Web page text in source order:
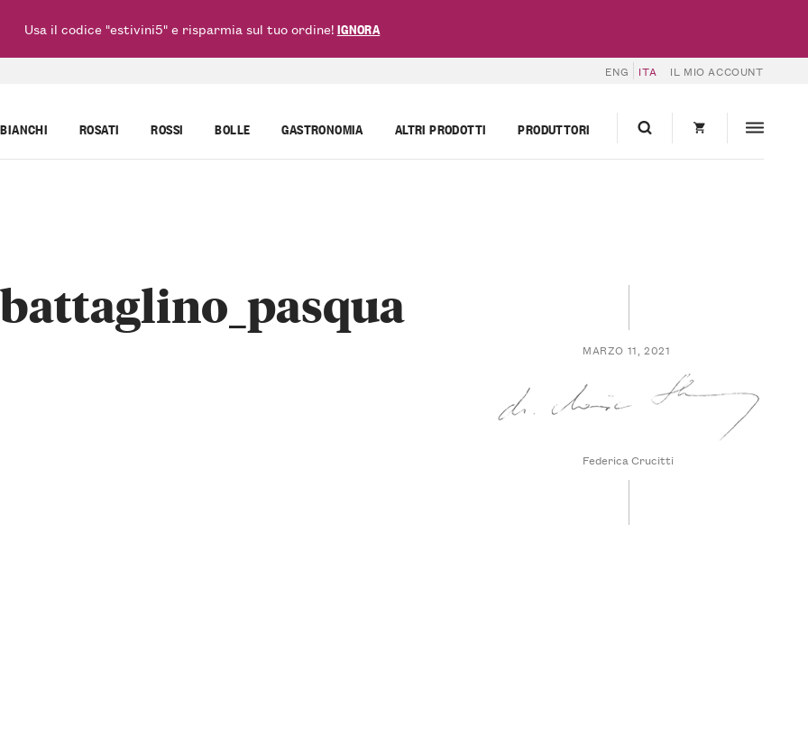
ENG ITA IL MIO ACCOUNT
BIANCHI ROSATI ROSSI BOLLE GASTRONOMIA ALTRI PRODOTTI PRODUTTORI
battaglino_pasqua
MARZO 11, 2021
Federica Crucitti
Usa il codice "estivini5" e risparmia sul tuo ordine!IGNORA